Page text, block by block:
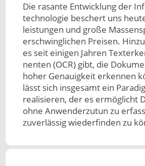
Die rasan­te Ent­wick­lung der
techno­logie be­schert uns
leis­tun­gen und große
erschwinglichen Preisen.
es seit eini­gen Jah­ren
nen­ten (OCR) gibt, die
ho­her Ge­nauig­keit er­ken­nen
lässt sich ins­gesamt ein
rea­lisie­ren, der es er­mög­licht
ohne An­wen­der­zu­tun zu
zu­ver­läs­sig wie­der­fin­den zu